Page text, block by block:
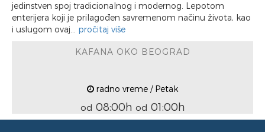
jedinstven spoj tradicionalnog i modernog. Lepotom
enterijera koji je prilagođen savremenom načinu života, kao
i uslugom ovaj... pročitaj više
KAFANA OKO BEOGRAD
radno vreme / Petak
od 08:00h od 01:00h